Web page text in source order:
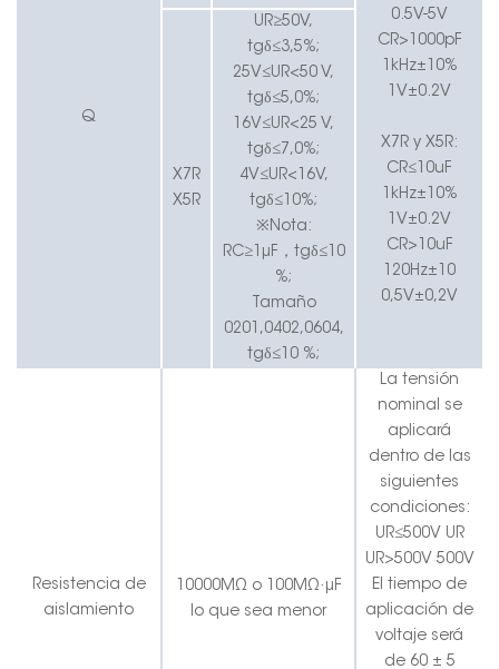
Q
0.5V-5V
CR>1000pF
1kHz±10%
1V±0.2V
X7R y X5R:
CR≤10uF
1kHz±10%
1V±0.2V
CR>10uF
120Hz±10
0,5V±0,2V
X7R
X5R
UR≥50V,
tgδ≤3,5%;
25V≤UR<50 V,
tgδ≤5,0%;
16V≤UR<25 V,
tgδ≤7,0%;
4V≤UR<16V,
tgδ≤10%;
※Nota:
RC≥1μF ， tgδ≤10
%;
Tamaño
0201,0402,0604,
tgδ≤10 %;
Resistencia de
aislamiento
10000MΩ o 100MΩ· μF
lo que sea menor
La tensión
nominal se
aplicará
dentro de las
siguientes
condiciones:
UR≤500V UR
UR>500V 500V
El tiempo de
aplicación de
voltaje será
de 60 ± 5